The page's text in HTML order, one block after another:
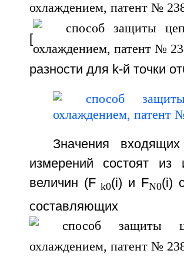
[
разности для k-й точки
Значения
измерений состоят из
величин (Fk0(i) и FN0(i)